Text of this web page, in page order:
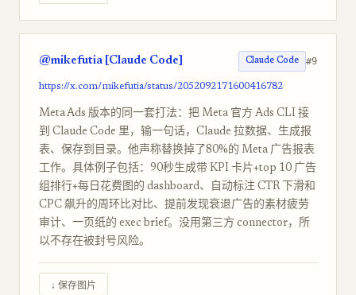
@mikefutia [Claude Code] Claude Code #9
https://x.com/mikefutia/status/2052092171600416782
Meta Ads 版本的同一套打法：把 Meta 官方 Ads CLI 接
到 Claude Code 里，输一句话，Claude 拉数据、生成报
表、保存到目录。他声称替换掉了80%的 Meta 广告报表
工作。具体例子包括：90秒生成带 KPI 卡片+top 10 广告
组排行+每日花费图的 dashboard、自动标注 CTR 下滑和
CPC 飙升的周环比对比、提前发现衰退广告的素材疲劳
审计、一页纸的 exec brief。没用第三方 connector，所
以不存在被封号风险。
↓ 保存图片